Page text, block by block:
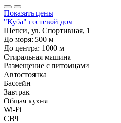
Показать цены
"Куба" гостевой дом
Шепси, ул. Спортивная, 1
До моря: 500 м
До центра: 1000 м
Стиральная машина
Размещение с питомцами
Автостоянка
Бассейн
Завтрак
Общая кухня
Wi-Fi
СВЧ